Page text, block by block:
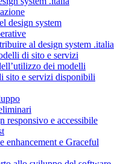
design system
al design system .italia
di sito e servizi
dei modelli
sito e servizi disponibili
responsivo e accessibile
enhancement e Graceful